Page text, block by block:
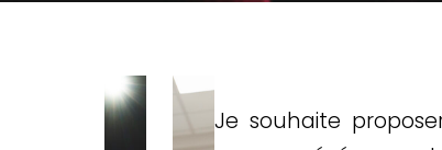
Je souhaite